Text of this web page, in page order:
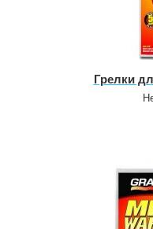
Грелки